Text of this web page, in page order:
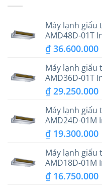
Máy lạnh giấu
AMD48D-01T
₫ 36.600.000
Máy lạnh giấu
AMD36D-01T
₫ 29.250.000
Máy lạnh giấu
AMD24D-01M
₫ 19.300.000
Máy lạnh giấu
AMD18D-01M
₫ 16.750.000